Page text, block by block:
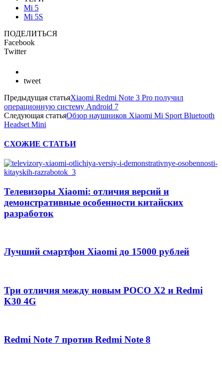
Mi 5
Mi 5S
ПОДЕЛИТЬСЯ
Facebook
Twitter
tweet
Предыдущая статьяXiaomi Redmi Note 3 Pro получил
операционную систему Android 7
Следующая статьяОбзор наушников Xiaomi Mi Sport Bluetooth
Headset Mini
СХОЖИЕ СТАТЬИ
Телевизоры Xiaomi: отличия версий и
демонстративные особенности китайских
разработок
Лучший смартфон Xiaomi до 15000 рублей
Три отличия между новым POCO X2 и Redmi
K30 4G
Redmi Note 7 против Redmi Note 8